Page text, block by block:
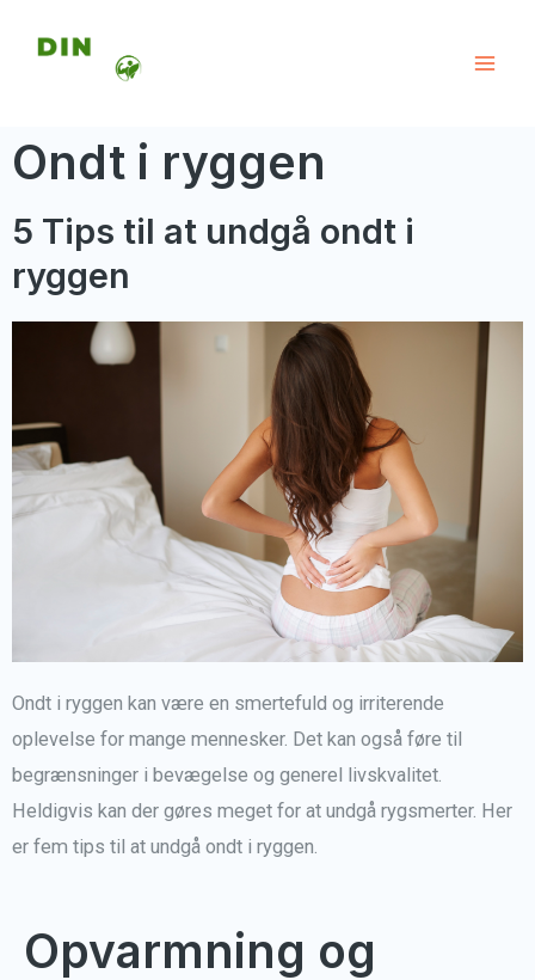
Ondt i ryggen
5 Tips til at undgå ondt i
ryggen
Ondt i ryggen kan være en smertefuld og irriterende
oplevelse for mange mennesker. Det kan også føre til
begrænsninger i bevægelse og generel livskvalitet.
Heldigvis kan der gøres meget for at undgå rygsmerter. Her
er fem tips til at undgå ondt i ryggen.
Opvarmning og